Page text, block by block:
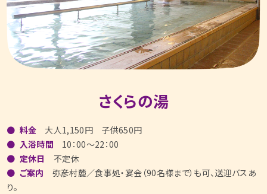
さくらの湯
料金
大人1,150円 子供650円
入浴時間
10：00～22：00
定休日
不定休
ご案内
弥彦村麓／食事処・宴会（90名様まで）も可、送迎バスあ
り。